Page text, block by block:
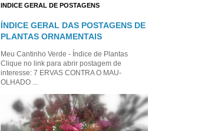
INDICE GERAL DE POSTAGENS
ÍNDICE GERAL DAS POSTAGENS DE
PLANTAS ORNAMENTAIS
Meu Cantinho Verde - Índice de Plantas
Clique no link para abrir postagem de
interesse: 7 ERVAS CONTRA O MAU-
OLHADO ...